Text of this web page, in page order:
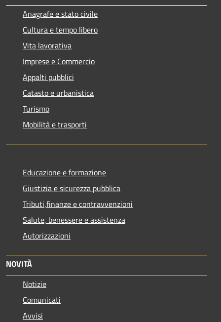
Anagrafe e stato civile
Cultura e tempo libero
Vita lavorativa
Imprese e Commercio
Appalti pubblici
Catasto e urbanistica
Turismo
Mobilità e trasporti
Educazione e formazione
Giustizia e sicurezza pubblica
Tributi,finanze e contravvenzioni
Salute, benessere e assistenza
Autorizzazioni
NOVITÀ
Notizie
Comunicati
Avvisi